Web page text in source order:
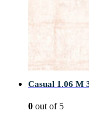
Casual 1.06 M
0 out of 5